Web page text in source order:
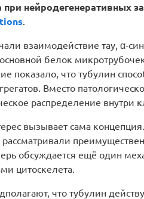
при нейродегенеративных
.
взаимодействие тау, α-
белок
показало, что тубулин
Вместо
распределение внутри
вызывает сама
обсуждается ещё один
цитоскелета.
что тубулин